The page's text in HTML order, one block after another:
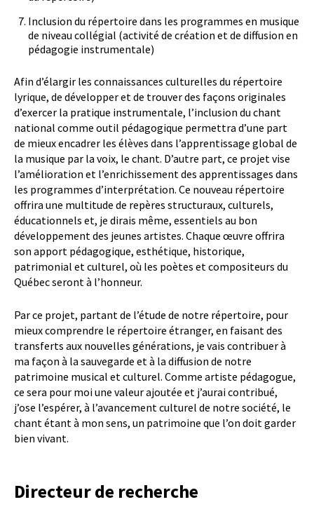
Inclusion du répertoire dans les programmes en musique
de niveau collégial (activité de création et de diffusion en
pédagogie instrumentale)
Afin d’élargir les connaissances culturelles du répertoire
lyrique, de développer et de trouver des façons originales
d’exercer la pratique instrumentale, l’inclusion du chant
national comme outil pédagogique permettra d’une part
de mieux encadrer les élèves dans l’apprentissage global de
la musique par la voix, le chant. D’autre part, ce projet vise
l’amélioration et l’enrichissement des apprentissages dans
les programmes d’interprétation. Ce nouveau répertoire
offrira une multitude de repères structuraux, culturels,
éducationnels et, je dirais même, essentiels au bon
développement des jeunes artistes. Chaque œuvre offrira
son apport pédagogique, esthétique, historique,
patrimonial et culturel, où les poètes et compositeurs du
Québec seront à l’honneur.
Par ce projet, partant de l’étude de notre répertoire, pour
mieux comprendre le répertoire étranger, en faisant des
transferts aux nouvelles générations, je vais contribuer à
ma façon à la sauvegarde et à la diffusion de notre
patrimoine musical et culturel. Comme artiste pédagogue,
ce sera pour moi une valeur ajoutée et j’aurai contribué,
j’ose l’espérer, à l’avancement culturel de notre société, le
chant étant à mon sens, un patrimoine que l’on doit garder
bien vivant.
Directeur de recherche